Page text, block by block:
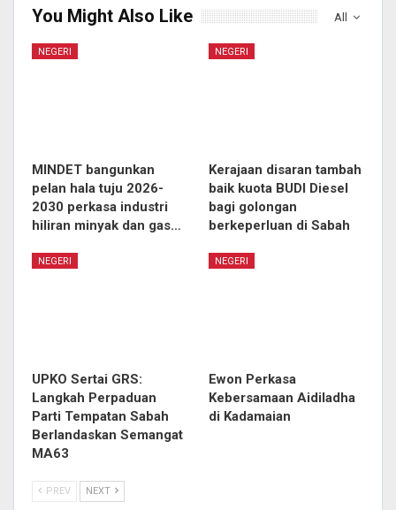
All
You Might Also Like
NEGERI
MINDET bangunkan
pelan hala tuju 2026-
2030 perkasa industri
hiliran minyak dan gas…
NEGERI
Kerajaan disaran tambah
baik kuota BUDI Diesel
bagi golongan
berkeperluan di Sabah
NEGERI
UPKO Sertai GRS:
Langkah Perpaduan
Parti Tempatan Sabah
Berlandaskan Semangat
MA63
NEGERI
Ewon Perkasa
Kebersamaan Aidiladha
di Kadamaian
PREV NEXT